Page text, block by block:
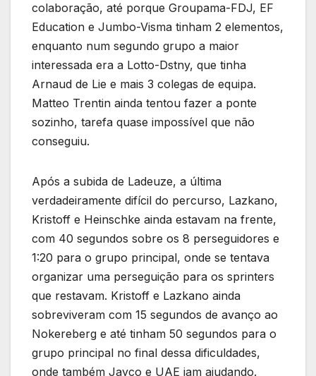
colaboração, até porque Groupama-FDJ, EF
Education e Jumbo-Visma tinham 2 elementos,
enquanto num segundo grupo a maior
interessada era a Lotto-Dstny, que tinha
Arnaud de Lie e mais 3 colegas de equipa.
Matteo Trentin ainda tentou fazer a ponte
sozinho, tarefa quase impossível que não
conseguiu.
Após a subida de Ladeuze, a última
verdadeiramente difícil do percurso, Lazkano,
Kristoff e Heinschke ainda estavam na frente,
com 40 segundos sobre os 8 perseguidores e
1:20 para o grupo principal, onde se tentava
organizar uma perseguição para os sprinters
que restavam. Kristoff e Lazkano ainda
sobreviveram com 15 segundos de avanço ao
Nokereberg e até tinham 50 segundos para o
grupo principal no final dessa dificuldades,
onde também Jayco e UAE iam ajudando.